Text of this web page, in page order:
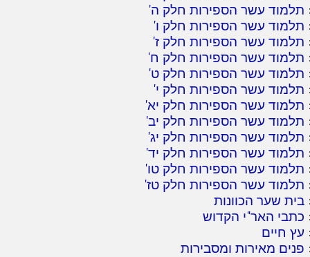
תלמוד עשר הספירות חלק ה'
תלמוד עשר הספירות חלק ו'
תלמוד עשר הספירות חלק ז'
תלמוד עשר הספירות חלק ח'
תלמוד עשר הספירות חלק ט'
תלמוד עשר הספירות חלק י'
תלמוד עשר הספירות חלק יא'
תלמוד עשר הספירות חלק יב'
תלמוד עשר הספירות חלק יג'
תלמוד עשר הספירות חלק יד'
תלמוד עשר הספירות חלק טו'
תלמוד עשר הספירות חלק טז'
בית שער הכוונות
כתבי האר"י הקדוש
עץ חיים
פנים מאירות ומסבירות